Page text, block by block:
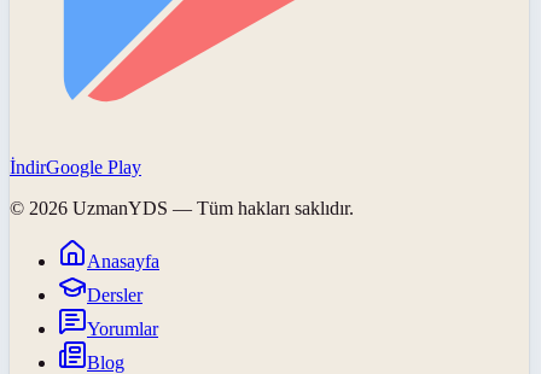
İndirGoogle Play
© 2026 UzmanYDS — Tüm hakları saklıdır.
Anasayfa
Dersler
Yorumlar
Blog